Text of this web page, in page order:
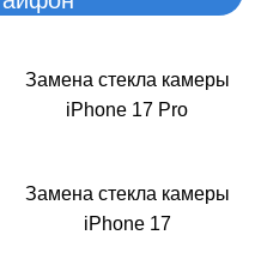
Замена стекла камеры
iPhone 17 Pro
Замена стекла камеры
iPhone 17